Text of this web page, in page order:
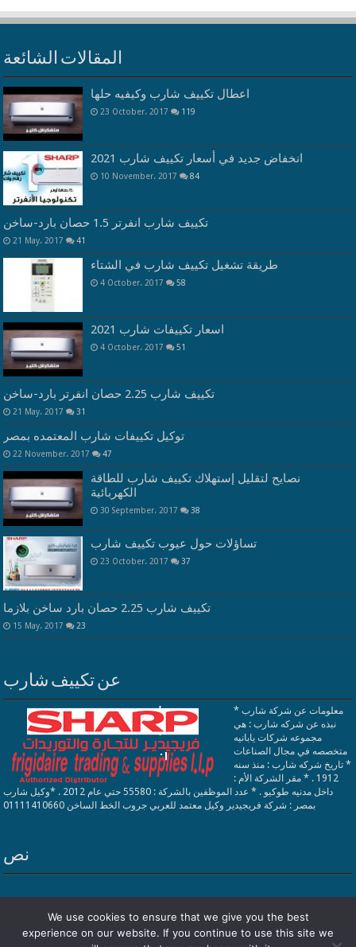
المقالات الشائعة
اعطال تكييف شارب وكيفيه حلها
23 October، 2017 119
انخفاض جديد في أسعار تكييف شارب 2021
10 November، 2017 84
تكييف شارب انفرتر 1.5 حصان بارد-ساخن
21 May، 2017 41
طريقة تشغيل تكييف شارب في الشتاء
4 October، 2017 58
اسعار تكييفات شارب 2021
4 October، 2017 51
تكييف شارب 2.25 حصان انفرتر بارد-ساخن
21 May، 2017 31
توكيل تكييفات شارب المعتمده بمصر
22 November، 2017 47
نصايح لتقليل إستهلاك تكييف شارب للطاقة
الكهربائية
30 September، 2017 38
تساؤلات حول عيوب تكييف شارب
23 October، 2017 37
تكييف شارب 2.25 حصان بارد ساخن بلازما
15 May، 2017 23
عن تكييف شارب
معلومات عن شركة شارب *
نبذه عن شركه شارب : هي
مجموعه شركات يابانيه
متخصصه في مجال الصناعات
* تاريخ شركه شارب : منذ سنه
1912 . * مقر الشركة الأم :
داخل مدنيه طوكيو . * عدد الموظفين بالشركة : 55580 حتي عام 2012 . *وكيل شارب
بمصر : شركة فريجيدير وكيل معتمد للعربي جروب الخط الساخن 01111410660
نص
Powered byتكييف شارب| Designed byفريجيدير
We use cookies to ensure that we give you the best
experience on our website. If you continue to use this site we